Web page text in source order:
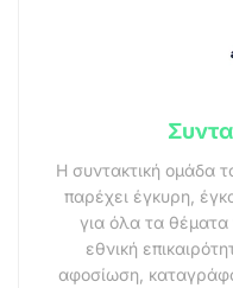
Η συντακτική ομάδα
παρέχει έγκυρη,
για όλα τα θέματα
εθνική
αφοσίωση,